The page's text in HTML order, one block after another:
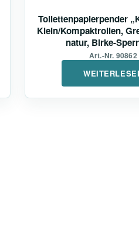
Toilettenpapierpender
Klein/Kompaktrollen,
natur, Birke-
Art.-Nr. 90862